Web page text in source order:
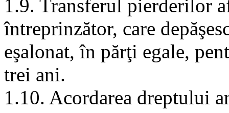
1.9. Transferul pierderilor
întreprinzător, care
eşalonat, în părţi egale,
trei ani.
1.10. Acordarea dreptului